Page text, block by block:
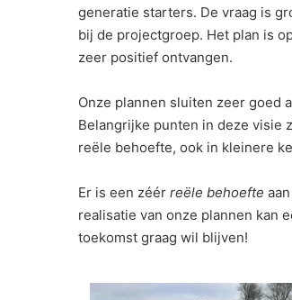
generatie starters. De vraag is
bij de projectgroep. Het plan is
zeer positief ontvangen.
Onze plannen sluiten zeer goed
Belangrijke punten in deze visie
reële behoefte, ook in kleinere
Er is een zéér reële behoefte
realisatie van onze plannen kan
toekomst graag wil blijven!